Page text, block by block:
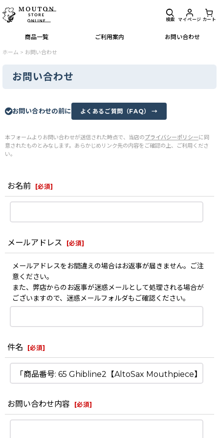
商品一覧 ご利用案内 お問い合わせ
検索 マイページ カート
ホーム > お問い合わせ
お問い合わせ
お問い合わせの前に よくあるご質問（FAQ） →
本フォームよりお問い合わせが送信された時点で、当店のプライバシーポリシーに同
意されたものとみなします。あらかじめリンク先の内容をご確認の上、ご利用くださ
い。
お名前 [必須]
メールアドレス [必須]
メールアドレスをお間違えの場合はお返事が届きません。ご注
意ください。
また、弊店からのお返事が迷惑メールとして処理される場合が
ございますので、迷惑メールフォルダもご確認ください。
件名 [必須]
お問い合わせ内容 [必須]